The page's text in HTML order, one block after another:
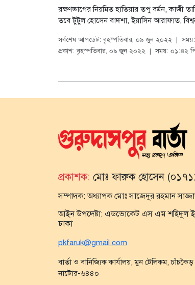
রক্ষণভাগের নিয়মিত হাতিয়ার তপু বর্মন, কাজী
তবে টুটুল হোসেন বাদশা, ইয়াসিন আরাফাত,
সর্বশেষ আপডেট: বৃহস্পতিবার, ০৯ জুন ২০২২ |
প্রকাশ: বৃহস্পতিবার, ০৯ জুন ২০২২ | সময়: ০১:৪২
প্রকাশক: মোঃ ফারুক হোসেন
সম্পাদক:অধ্যাপক মোঃ সাজেদুর রহমান
আইন উপদেষ্টা: এডভোকেট এস এম শহিদুল
ঢাকা
pkfaruk@gmail.com
বার্তা ও বানিজ্যিক কার্যালয়, মুন টেলিকম,
নাটোর-৬৪৪০